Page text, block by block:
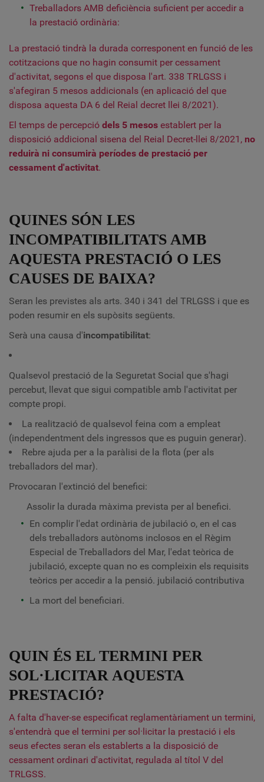
Treballadors AMB deficiència suficient per accedir a
la prestació ordinària:
La prestació tindrà la durada corresponent en funció de les
cotitzacions que no hagin consumit per cessament
d'activitat, segons el que disposa l'art. 338 TRLGSS i
s'afegiran 5 mesos addicionals (en aplicació del que
disposa aquesta DA 6 del Reial decret llei 8/2021).
El temps de percepció dels 5 mesos establert per la
disposició addicional sisena del Reial Decret-llei 8/2021, no
reduirà ni consumirà períodes de prestació per
cessament d'activitat.
QUINES SÓN LES
INCOMPATIBILITATS AMB
AQUESTA PRESTACIÓ O LES
CAUSES DE BAIXA?
Seran les previstes als arts. 340 i 341 del TRLGSS i que es
poden resumir en els supòsits següents.
Serà una causa d'incompatibilitat:
Qualsevol prestació de la Seguretat Social que s'hagi
percebut, llevat que sigui compatible amb l'activitat per
compte propi.
La realització de qualsevol feina com a empleat
(independentment dels ingressos que es puguin generar).
Rebre ajuda per a la paràlisi de la flota (per als
treballadors del mar).
Provocaran l'extinció del benefici:
Assolir la durada màxima prevista per al benefici.
En complir l'edat ordinària de jubilació o, en el cas
dels treballadors autònoms inclosos en el Règim
Especial de Treballadors del Mar, l'edat teòrica de
jubilació, excepte quan no es compleixin els requisits
teòrics per accedir a la pensió. jubilació contributiva
La mort del beneficiari.
QUIN ÉS EL TERMINI PER
SOL·LICITAR AQUESTA
PRESTACIÓ?
A falta d'haver-se especificat reglamentàriament un termini,
s'entendrà que el termini per sol·licitar la prestació i els
seus efectes seran els establerts a la disposició de
cessament ordinari d'activitat, regulada al títol V del
TRLGSS.